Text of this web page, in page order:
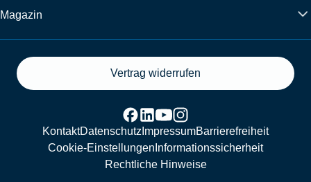
Magazin
Vertrag widerrufen
KontaktDatenschutz ImpressumBarrierefreiheit
Cookie-Einstellungen Informationssicherheit
Rechtliche Hinweise